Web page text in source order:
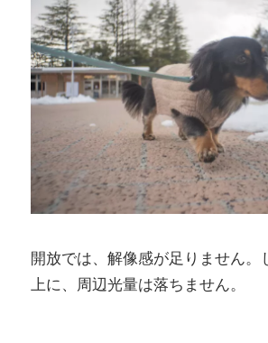
開放では、解像感が足りません。
上に、周辺光量は落ちません。